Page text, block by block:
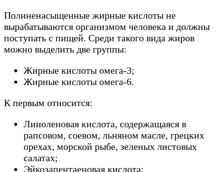
Полиненасыщенные жирные кислоты не
вырабатываются организмом человека и должны
поступать с пищей. Среди такого вида жиров
можно выделить две группы:
Жирные кислоты омега-3;
Жирные кислоты омега-6.
К первым относится:
Линоленовая кислота, содержащаяся в
рапсовом, соевом, льняном масле, грецких
орехах, морской рыбе, зеленых листовых
салатах;
Эйкозапентаеновая кислота;